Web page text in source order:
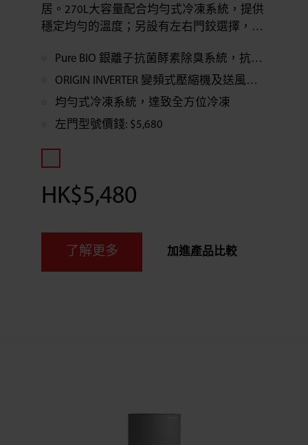
居。270L大容量配合均勻式冷凍系統，提供
穩定均勻的溫度；另設有左右門鉸選擇，想
需要！
Pure BIO 銀離子抗菌酵素除臭系統，抗菌除臭效果達99.9%*
ORIGIN INVERTER 變頻式壓縮機及送風系統，節省能源達17%*
均勻式冷凍系統，達致全方位冷凍
左門型號價錢: $5,680
HK$5,480
了解更多 加進產品比較